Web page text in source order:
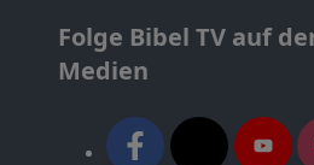
Folge Bibel TV auf
Medien